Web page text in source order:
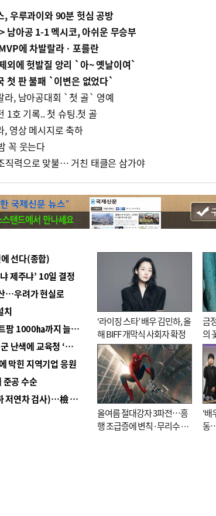
, 우루과이와 90분 헛심 공방
남아공 1-1 멕시코, 아쉬운 무승부
에 차발랄라ㆍ포를란
외에 헛발질 앙리 `아~ 옛날이여`
첫 판 불패 `이변은 없었다`
라, 남아공대회 `첫 골` 영예
1호 기록.. 첫 슈팅.첫 골
, 영상 메시지로 축하
꼭 웃는다
직력으로 맞불… 거친 태클은 삼가야
선다(종합)
제주냐’ 10일 결정
…우려가 현실로
치
■ 경남 농정 비전 ‘잘 사는 농촌’…스마트팜 1000㏊까지 늘린다
■ 교육혁신선도지 공모 코앞인데…구·군 난색에 교육청 ‘쩔쩔’
막힌 지역기업 응원
공 수순
■ 검사 신분 버리고 직급하향(10년 이하 저연차 검사)…檢 중수청행 기피
‘라이징 스타’ 배우 김민하, 올
해 BIFF 개막식 사회자 확정
금
의
올여름 절대강자 3파전…흥
행 조급증에 변칙·무리수 마
‘배
동